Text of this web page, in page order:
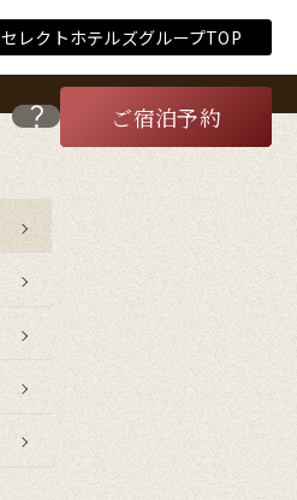
セレクトホテルズグループTOP
ご宿泊予約